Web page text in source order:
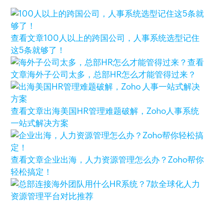
查看文章100人以上的跨国公司，人事系统选型记住
这5条就够了！
查看
文章海外子公司太多，总部HR怎么才能管得过来？
查看文章出海美国HR管理难题破解，Zoho人事系统
一站式解决方案
查看文章企业出海，人力资源管理怎么办？Zoho帮你
轻松搞定！